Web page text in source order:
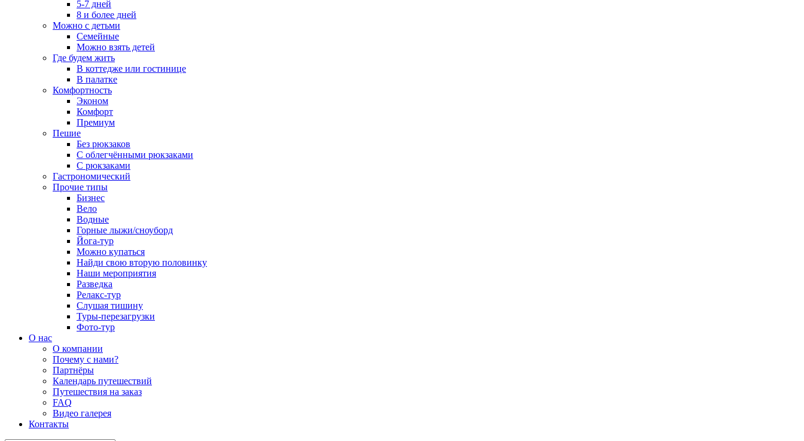
5-7 дней
8 и более дней
Можно с детьми
Семейные
Можно взять детей
Где будем жить
В коттедже или гостинице
В палатке
Комфортность
Эконом
Комфорт
Премиум
Пешие
Без рюкзаков
С облегчёнными рюкзаками
С рюкзаками
Гастрономический
Прочие типы
Бизнес
Вело
Водные
Горные лыжи/сноуборд
Йога-тур
Можно купаться
Найди свою вторую половинку
Наши мероприятия
Разведка
Релакс-тур
Слушая тишину
Туры-перезагрузки
Фото-тур
О нас
О компании
Почему с нами?
Партнёры
Календарь путешествий
Путешествия на заказ
FAQ
Видео галерея
Контакты